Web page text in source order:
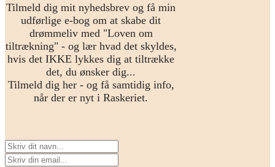
Tilmeld dig mit nyhedsbrev og få min
udførlige e-bog om at skabe dit
drømmeliv med "Loven om
tiltrækning" - og lær hvad det skyldes,
hvis det IKKE lykkes dig at tiltrække
det, du ønsker dig...
Tilmeld dig her - og få samtidig info,
når der er nyt i Raskeriet.